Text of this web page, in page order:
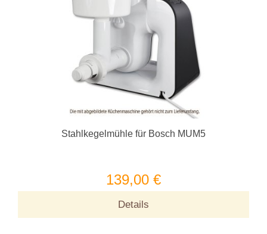
Stahlkegelmühle für Bosch MUM5
139,00 €
Details